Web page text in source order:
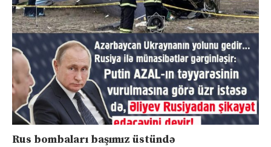
Rus bombaları başımız üstündə